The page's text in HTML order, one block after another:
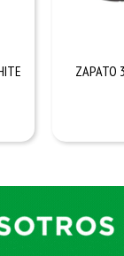
ZAPATO